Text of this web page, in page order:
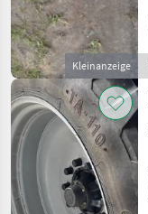
Kleinanzeige